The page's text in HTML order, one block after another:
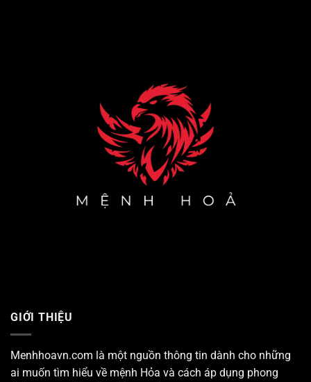
GIỚI THIỆU
Menhhoavn.com là một nguồn thông tin dành cho những
ai muốn tìm hiểu về mệnh Hỏa và cách áp dụng phong